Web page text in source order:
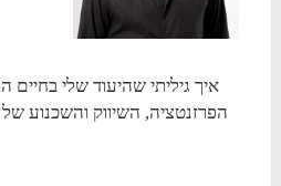
איך גיליתי שהיעוד שלי בחיים
הפרזנטציה, השיווק והשכנוע